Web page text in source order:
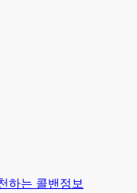
하는 콜밴정보